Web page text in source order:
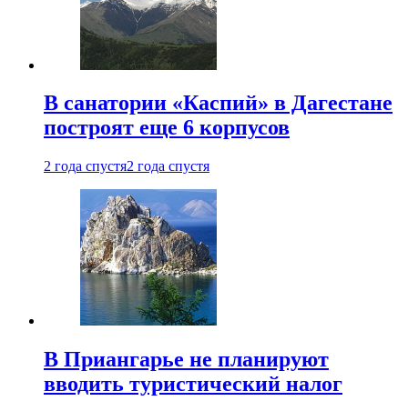
В санатории «Каспий» в Дагестане
построят еще 6 корпусов
2 года спустя2 года спустя
В Приангарье не планируют
вводить туристический налог